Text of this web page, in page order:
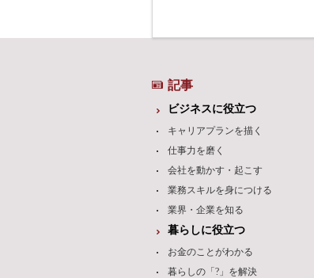
記事
ビジネスに役立つ
キャリアプランを描く
仕事力を磨く
会社を動かす・起こす
業務スキルを身につける
業界・企業を知る
暮らしに役立つ
お金のことがわかる
暮らしの「?」を解決